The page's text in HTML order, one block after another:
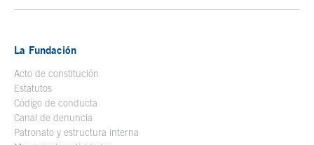
La Fundación
Acto de constitución
Estatutos
Código de conducta
Canal de denuncia
Patronato y estructura interna